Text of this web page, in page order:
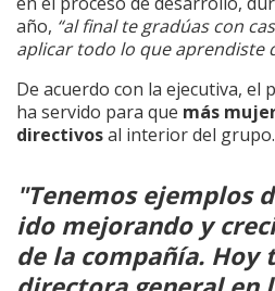
año, “al final te gradúas con
aplicar todo lo que aprendiste
De acuerdo con la ejecutiva, el
ha servido para que más
directivosal interior del grupo.
"Tenemos ejemplos
ido mejorando y
de la compañía. Hoy